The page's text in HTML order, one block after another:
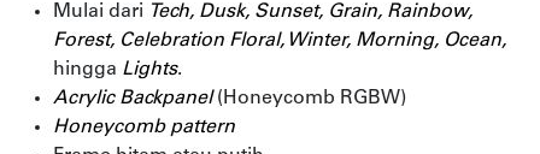
Mulai dari Tech, Dusk, Sunset, Grain, Rainbow,
Forest, Celebration Floral, Winter, Morning, Ocean,
hingga Lights.
Acrylic Backpanel(Honeycomb RGBW)
Honeycomb pattern